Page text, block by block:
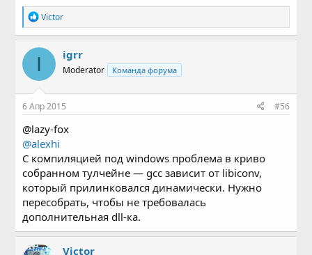
Р
е
а
к
и
:
Victor
I igrr
Moderator Команда форума
6 Апр 2015 #56
@lazy-fox
@alexhi
С компиляцией под windows проблема в криво
собранном тулчейне — gcc зависит от libiconv,
который прилинковался динамически. Нужно
пересобрать, чтобы не требовалась
дополнительная dll-ка.
Victor